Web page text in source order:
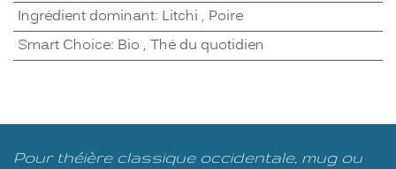
Ingrédient dominant: Litchi , Poire
Smart Choice: Bio , Thé du quotidien
Pour théière classique occidentale, mug ou